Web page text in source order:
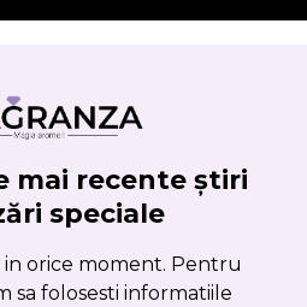
mai recente știri
speciale
in orice moment. Pentru
sa folosesti informatiile